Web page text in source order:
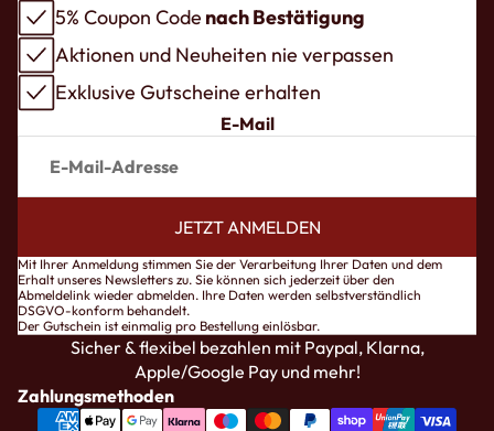
5% Coupon Code nach Bestätigung
Aktionen und Neuheiten nie verpassen
Exklusive Gutscheine erhalten
E-Mail
JETZT ANMELDEN
Mit Ihrer Anmeldung stimmen Sie der Verarbeitung Ihrer Daten und dem
Erhalt unseres Newsletters zu. Sie können sich jederzeit über den
Abmeldelink wieder abmelden. Ihre Daten werden selbstverständlich
DSGVO-konform behandelt.
Der Gutschein ist einmalig pro Bestellung einlösbar.
Sicher & flexibel bezahlen mit Paypal, Klarna,
Apple/Google Pay und mehr!
Zahlungsmethoden